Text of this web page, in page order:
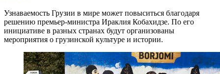
Узнаваемость Грузии в мире может повыситься благодаря
решению премьер-министра Ираклия Кобахидзе. По его
инициативе в разных странах будут организованы
мероприятия о грузинской культуре и истории.